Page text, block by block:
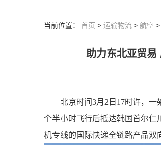
当前位置： 首页 > 运输物流 > 航空 >
助力东北亚贸易
北京时间3月2日17时许，
个半小时飞行后抵达韩国首尔
机专线的国际快递全链路产品双